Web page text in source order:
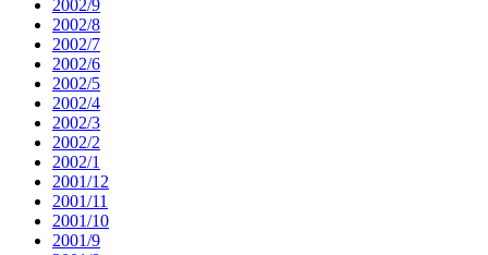
2002/9
2002/8
2002/7
2002/6
2002/5
2002/4
2002/3
2002/2
2002/1
2001/12
2001/11
2001/10
2001/9